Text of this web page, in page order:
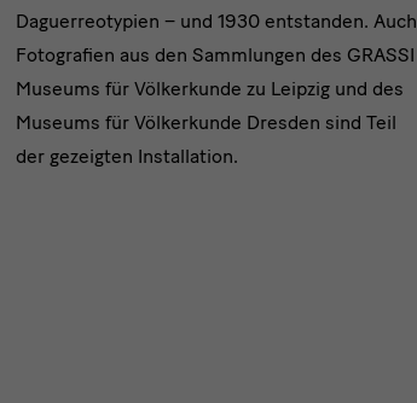
Daguerreotypien – und 1930 entstanden. Auch
Fotografien aus den Sammlungen des GRASSI
Museums für Völkerkunde zu Leipzig und des
Museums für Völkerkunde Dresden sind Teil
der gezeigten Installation.